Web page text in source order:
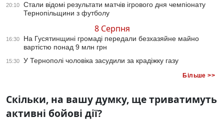
20:10
Стали відомі результати матчів ігрового дня чемпіонату
Тернопільщини з футболу
8 Серпня
16:30
На Гусятинщині громаді передали безхазяйне майно
вартістю понад 9 млн грн
15:30 У Тернополі чоловіка засудили за крадіжку газу
Більше >>
Скільки, на вашу думку, ще триватимуть
активні бойові дії?